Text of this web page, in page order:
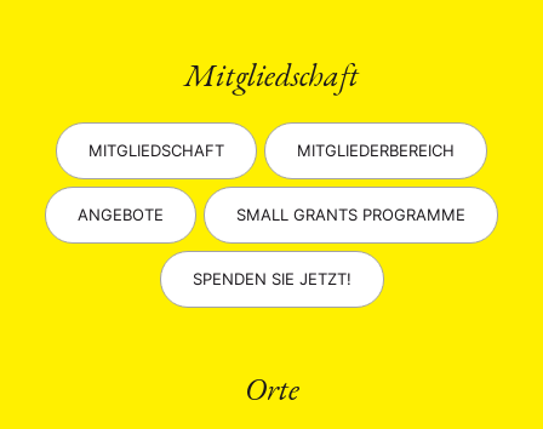
Mitgliedschaft
MITGLIEDSCHAFT MITGLIEDERBEREICH
ANGEBOTE SMALL GRANTS PROGRAMME
SPENDEN SIE JETZT!
Orte